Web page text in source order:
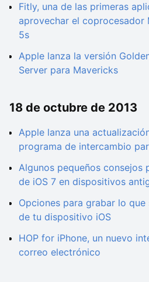
Fitly, una de las primeras
aprovechar el coprocesador
5s
Apple lanza la versión
Server para Mavericks
18 de octubre de 2013
Apple lanza una
programa de intercambio
Algunos pequeños consejos
de iOS 7 en dispositivos
Opciones para grabar lo
de tu dispositivo iOS
HOP for iPhone, un nuevo
correo electrónico